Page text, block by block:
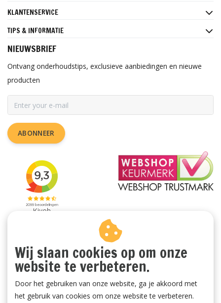
KLANTENSERVICE
TIPS & INFORMATIE
NIEUWSBRIEF
Ontvang onderhoudstips, exclusieve aanbiedingen en nieuwe
producten
ABONNEER
Wij slaan cookies op om onze
website te verbeteren.
Door het gebruiken van onze website, ga je akkoord met
het gebruik van cookies om onze website te verbeteren.